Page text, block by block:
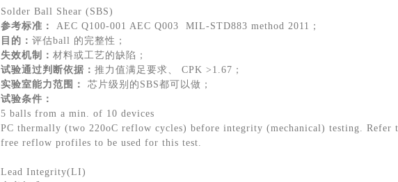
Solder Ball Shear (SBS)
参考标准： AEC Q100-001 AEC Q003 MIL-STD883 method 2011；
目的： 评估ball 的完整性；
失效机制： 材料或工艺的缺陷；
试验通过判断依据： 推力值满足要求、 CPK >1.67；
实验室能力范围： 芯片级别的SBS都可以做；
试验条件：
5 balls from a min. of 10 devices
PC thermally (two 220oC reflow cycles) before integrity (mechanical) testing. Refer
free reflow profiles to be used for this test.
Lead Integrity(LI)